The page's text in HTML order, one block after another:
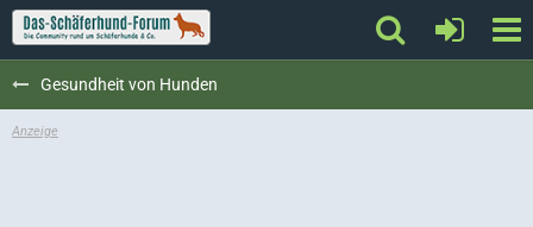
Gesundheit von Hunden